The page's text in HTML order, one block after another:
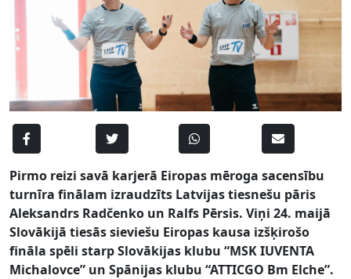
Pirmo reizi savā karjerā Eiropas mēroga sacensību
turnīra finālam izraudzīts Latvijas tiesnešu pāris
Aleksandrs Radčenko un Ralfs Pērsis. Viņi 24. maijā
Slovākijā tiesās sieviešu Eiropas kausa izšķirošo
fināla spēli starp Slovākijas klubu “MSK IUVENTA
Michalovce” un Spānijas klubu “ATTICGO Bm Elche”.